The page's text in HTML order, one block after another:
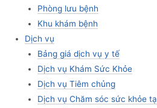
Phòng lưu bệnh
Khu khám bệnh
Dịch vụ
Bảng giá dịch vụ y tế
Dịch vụ Khám Sức Khỏe
Dịch vụ Tiêm chủng
Dịch vụ Chăm sóc sức khỏe